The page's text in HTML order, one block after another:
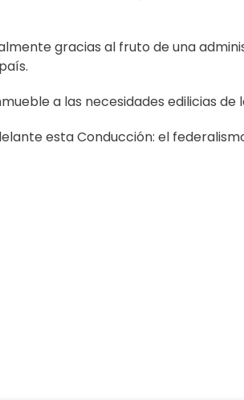
gracias al fruto de una
a las necesidades edilicias de
esta Conducción: el